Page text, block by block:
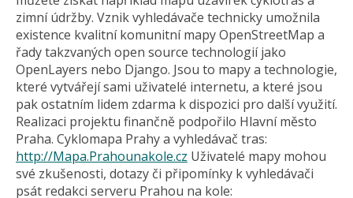
zimní údržby. Vznik vyhledávače technicky umožnila
existence kvalitní komunitní mapy OpenStreetMap a
řady takzvaných open source technologií jako
OpenLayers nebo Django. Jsou to mapy a technologie,
které vytvářejí sami uživatelé internetu, a které jsou
pak ostatním lidem zdarma k dispozici pro další využití.
Realizaci projektu finančně podpořilo Hlavní město
Praha. Cyklomapa Prahy a vyhledávač tras:
http://Mapa.Prahounakole.cz Uživatelé mapy mohou
své zkušenosti, dotazy či připomínky k vyhledávači
psát redakci serveru Prahou na kole: